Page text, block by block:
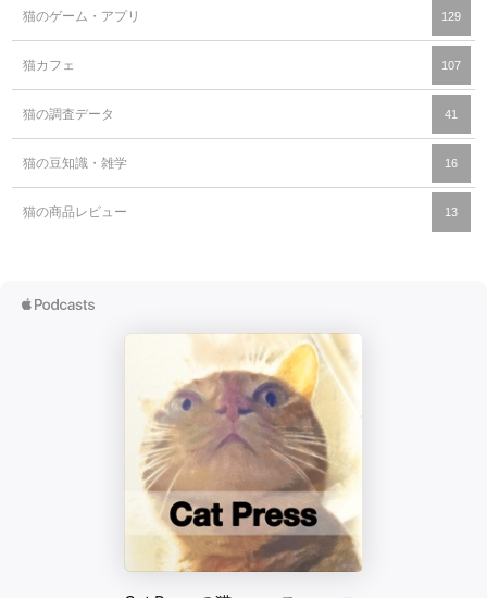
猫のゲーム・アプリ 129
猫カフェ 107
猫の調査データ 41
猫の豆知識・雑学 16
猫の商品レビュー 13